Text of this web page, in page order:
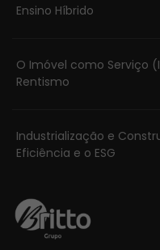
Ensino Híbrido
O Imóvel como Serviço
Rentismo
Industrialização e
Eficiência e o ESG